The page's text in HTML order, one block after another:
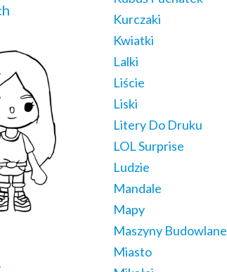
Kurczaki
Kwiatki
Lalki
Liście
Liski
Litery Do Druku
LOL Surprise
Ludzie
Mandale
Mapy
Maszyny Budowlane
Miasto